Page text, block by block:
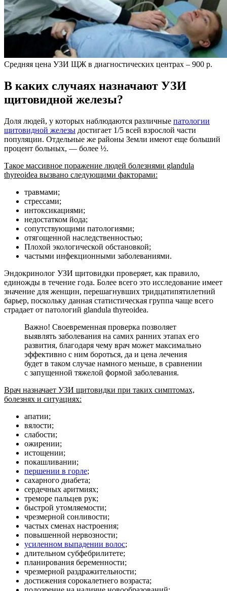
Средняя цена УЗИ ЩЖ в диагностических центрах – 900 р.
В каких случаях назначают УЗИ
щитовидной железы?
Доля людей, у которых наблюдаются различные патологии
щитовидной железы достигает 1/5 всей взрослой части
популяции. Отдельные же районы Земли имеют еще больший
процент больных, — более ½.
Такое массивное поражение людей болезнями glandula
thyreoidea вызвано следующими факторами:
травмами;
стрессами;
интоксикациями;
недостатком йода;
сопутствующими патологиями;
отягощенной наследственностью;
Плохой экологической обстановкой;
частыми инфекционными заболеваниями.
Эндокринолог УЗИ щитовидки проверяет, как правило,
единожды в течение года. Более всего это исследование имеет
значение для женщин, перешагнувших тридцатипятилетний
барьер, поскольку данная статистическая группа чаще всего
страдает от патологий glandula thyreoidea.
Важно! Своевременная проверка позволяет
выявлять заболевания на самих ранних этапах его
развития, благодаря чему врач может максимально
эффективно с ним бороться, да и цена лечения
будет в таком случае намного меньше, в сравнении
с запущенной тяжелой формой заболевания.
Врач назначает УЗИ щитовидки при таких симптомах,
болезнях и ситуациях:
апатии;
вялости;
слабости;
ожирении;
истощении;
покашливании;
першении в горле;
сахарного диабета;
сердечных аритмиях;
треморе пальцев рук;
быстрой утомляемости;
чрезмерной сонливости;
частых сменах настроения;
повышенной нервозности;
усиленном выпадении волос;
длительном субфебрилитете;
планирования беременности;
чрезмерной раздражительности;
достижения сорокалетнего возраста;